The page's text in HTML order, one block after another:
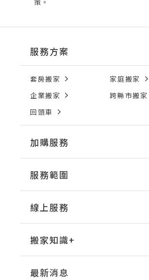
策。
服務方案
套房搬家
家庭搬家
企業搬家
跨縣市搬家
回頭車
加購服務
新家收納-居家整理
免動手無痛搬家
環保物流箱租借
空屋清潔
洗衣機清潔
床墊清潔
服務範圍
台北/新北
新竹
台中
台南
線上服務
線上諮詢
搬家知識+
常見問題知識
最新消息